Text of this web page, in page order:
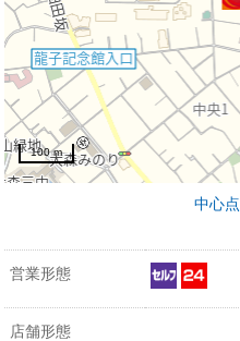
100 m
中心
営業形態
店舗形態